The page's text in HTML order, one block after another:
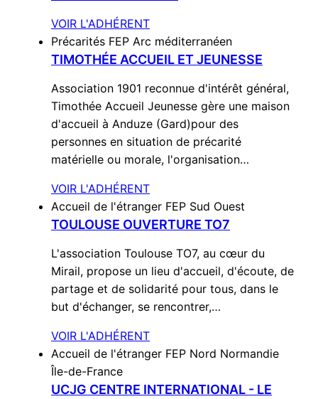
VOIR L'ADHÉRENT
Précarités FEP Arc méditerranéen
TIMOTHÉE ACCUEIL ET JEUNESSE
Association 1901 reconnue d'intérêt général,
Timothée Accueil Jeunesse gère une maison
d'accueil à Anduze (Gard)pour des
personnes en situation de précarité
matérielle ou morale, l'organisation…
VOIR L'ADHÉRENT
Accueil de l'étranger FEP Sud Ouest
TOULOUSE OUVERTURE TO7
L'association Toulouse TO7, au cœur du
Mirail, propose un lieu d'accueil, d'écoute, de
partage et de solidarité pour tous, dans le
but d'échanger, se rencontrer,…
VOIR L'ADHÉRENT
Accueil de l'étranger FEP Nord Normandie
Île-de-France
UCJG CENTRE INTERNATIONAL - LE